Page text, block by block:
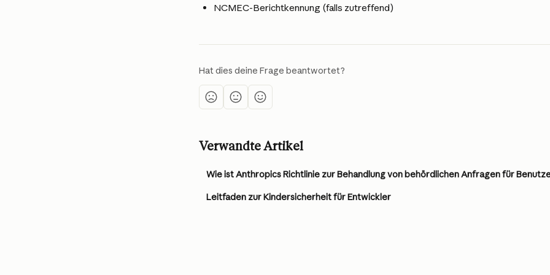
NCMEC-Berichtkennung (falls zutreffend)
Hat dies deine Frage beantwortet?
Verwandte Artikel
Leitfaden zur Kindersicherheit für Entwickler